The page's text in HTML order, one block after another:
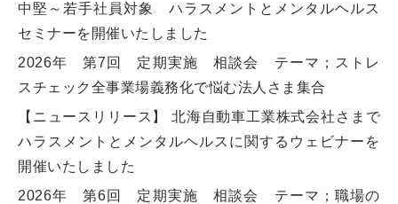
中堅～若手社員対象 ハラスメントとメンタルヘルス
セミナーを開催いたしました
2026年 第7回 定期実施 相談会 テーマ；ストレ
スチェック全事業場義務化で悩む法人さま集合
【ニュースリリース】 北海自動車工業株式会社さまで
ハラスメントとメンタルヘルスに関するウェビナーを
開催いたしました
2026年 第6回 定期実施 相談会 テーマ；職場の